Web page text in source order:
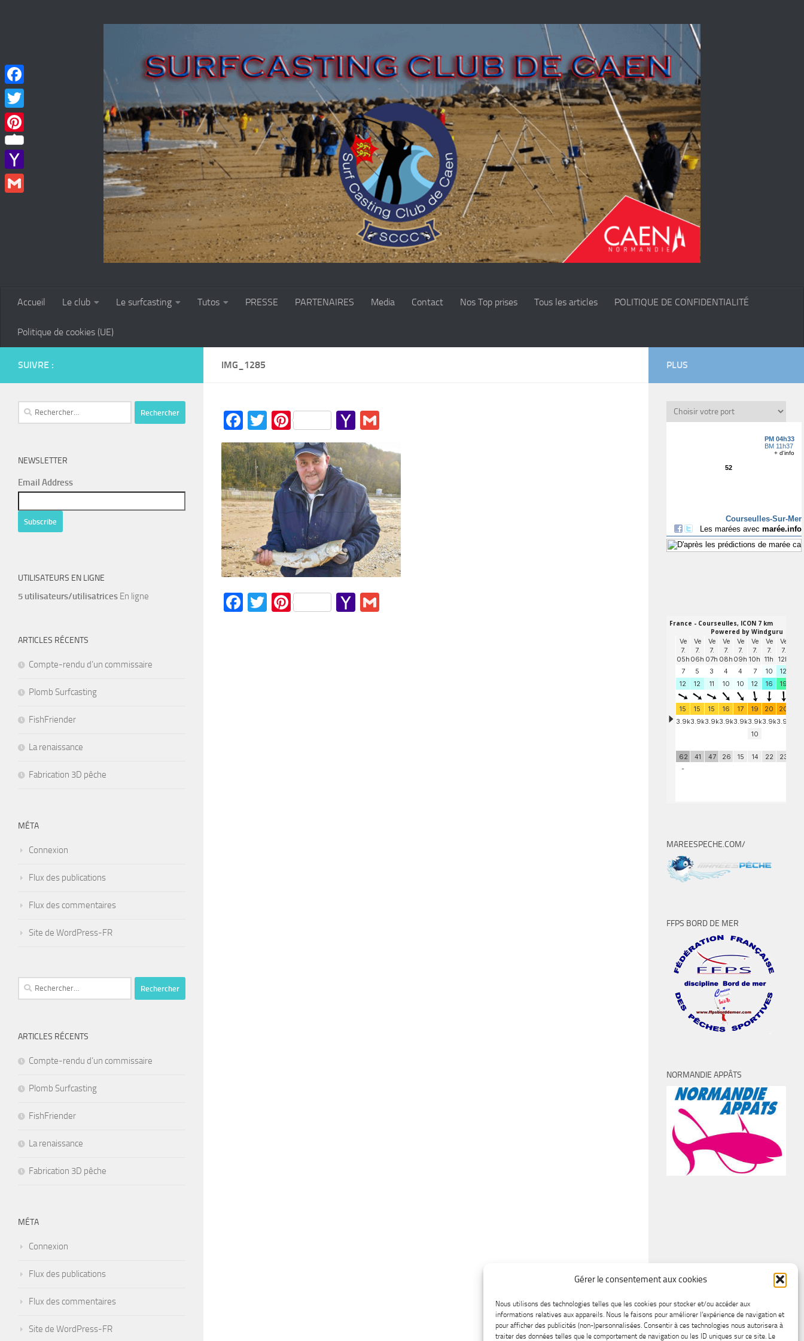
Gérer le consentement aux cookies
Nous utilisons des technologies telles que les cookies pour stocker et/ou accéder aux
informations relatives aux appareils. Nous le faisons pour améliorer l’expérience de navigation et
pour afficher des publicités (non-)personnalisées. Consentir à ces technologies nous autorisera à
traiter des données telles que le comportement de navigation ou les ID uniques sur ce site. Le
Accueil Le club Le surfcasting Tutos PRESSE PARTENAIRES Media Contact Nos Top prises Tous les articles POLITIQUE DE CONFIDENTIALITÉ
Politique de cookies (UE)
IMG_1285
Facebook
TwitterPinterestYahoo
Mail
Facebook
TwitterPinterestYahoo
SUIVRE :
Rechercher :
NEWSLETTER
Email Address
UTILISATEURS EN LIGNE
5 utilisateurs/utilisatrices En ligne
ARTICLES RÉCENTS
Compte-rendu d’un commissaire
Plomb Surfcasting
FishFriender
La renaissance
Fabrication 3D pêche
MÉTA
Connexion
Flux des publications
Flux des commentaires
Site de WordPress-FR
Rechercher :
ARTICLES RÉCENTS
Compte-rendu d’un commissaire
Plomb Surfcasting
FishFriender
La renaissance
Fabrication 3D pêche
MÉTA
Connexion
Flux des publications
Flux des commentaires
Site de WordPress-FR
PLUS
MAREESPECHE.COM/
FFPS BORD DE MER
NORMANDIE APPÂTS
Facebook
Twitter
Pinterest
Yahoo